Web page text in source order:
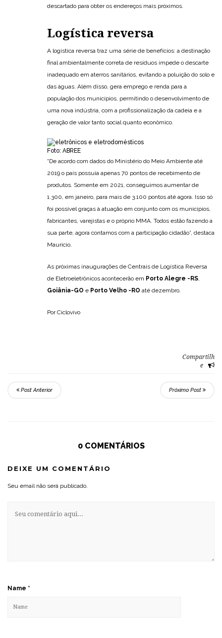
descartado para obter os endereços mais próximos.
Logística reversa
A logística reversa traz uma série de benefícios: a destinação
final ambientalmente correta de resíduos impede o descarte
inadequado em aterros sanitários, evitando a poluição do solo e
das águas. Além disso, gera emprego e renda para a
população dos municípios, permitindo o desenvolvimento de
uma nova indústria, com a profissionalização da cadeia e a
geração de valor tanto social quanto econômico.
Foto: ABREE
“De acordo com dados do Ministério do Meio Ambiente até
2019 o país possuía apenas 70 pontos de recebimento de
produtos. Somente em 2021, conseguimos aumentar de
1.300, em janeiro, para mais de 3.100 pontos até agora. Isso só
foi possível graças à atuação em conjunto com os municípios,
fabricantes, varejistas e o próprio MMA. Todos estão fazendo a
sua parte, agora contamos com a participação cidadão”, destaca
Mauricio.
As próximas inaugurações de Centrais de Logística Reversa
de Eletroeletrônicos acontecerão em Porto Alegre -RS,
Goiânia-GO e Porto Velho -RO até dezembro.
Por Ciclovivo
Compartilh
e
Post Anterior Próximo Post
0 COMENTÁRIOS
DEIXE UM COMENTÁRIO
Seu email não será publicado.
Name *